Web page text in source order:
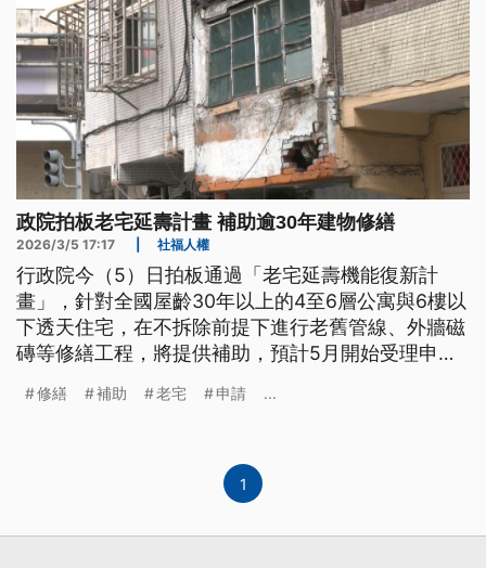
政院拍板老宅延壽計畫 補助逾30年建物修繕
2026/3/5 17:17 社福人權
行政院今（5）日拍板通過「老宅延壽機能復新計
畫」，針對全國屋齡30年以上的4至6層公寓與6樓以
下透天住宅，在不拆除前提下進行老舊管線、外牆磁
磚等修繕工程，將提供補助，預計5月開始受理申
金額以實際修繕費65%為限。
修繕 補助 老宅 申請 ...
1